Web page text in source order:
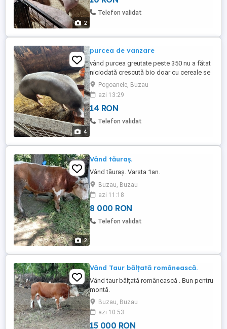
2
Telefon validat
4
purcea de vanzare
vând purcea greutate peste 350 nu a fătat
niciodată crescută bio doar cu cereale se
vinde și sferturi preț :14 lei kg
Pogoanele, Buzau
azi 13:29
14 RON
Telefon validat
2
Vând tăuraș.
Vând tăuraș. Varsta 1an.
Buzau, Buzau
azi 11:18
8 000 RON
Telefon validat
Vând Taur bălțată românească.
Vând taur bălțată românească . Bun pentru
montă.
Buzau, Buzau
azi 10:53
15 000 RON